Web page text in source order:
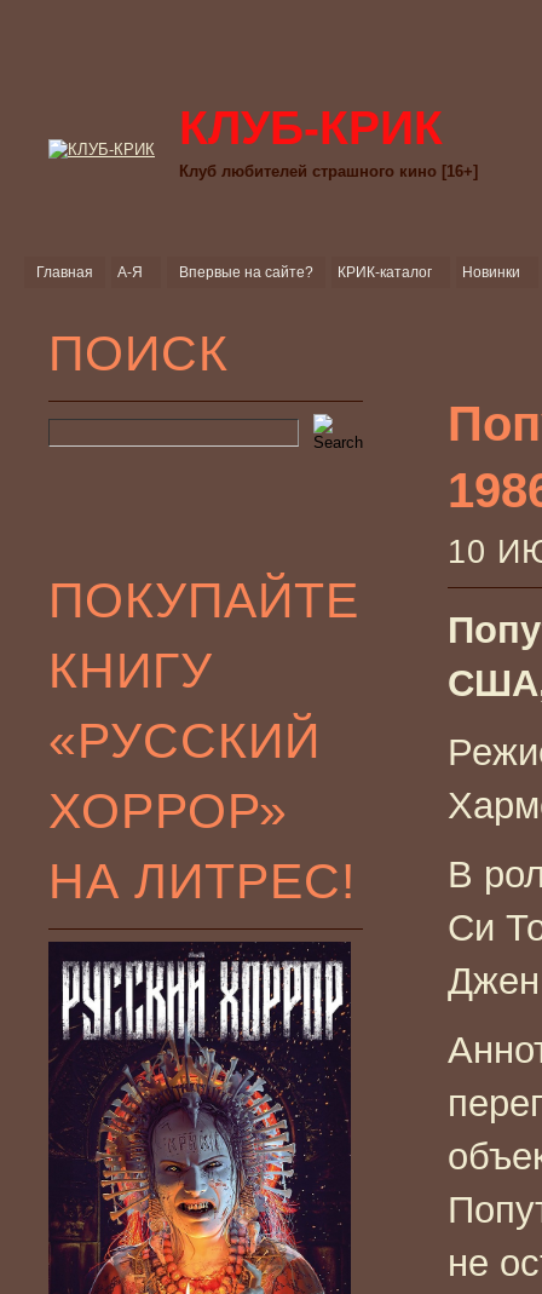
КЛУБ-КРИК
Клуб любителей страшного кино [16+]
Главная А-Я Впервые на сайте? КРИК-каталог Новинки
ПОИСК
ПОКУПАЙТЕ
КНИГУ
«РУССКИЙ
ХОРРОР»
НА ЛИТРЕС!
10
США,
В
Си
не